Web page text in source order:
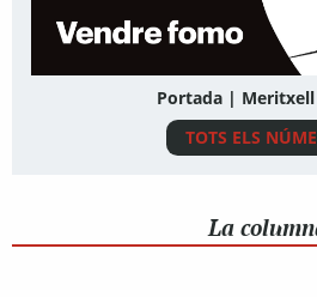
Portada | Meritxell
TOTS ELS
La